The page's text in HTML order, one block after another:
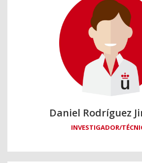
Daniel Rodríguez
INVESTIGADOR/